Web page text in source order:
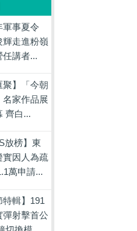
軍事夏令
輝走進粉嶺
任講者...
聚】「今朝
名家作品展
齊白...
放榜】東
實因人為疏
萬申請...
特輯】191
彈射擊首公